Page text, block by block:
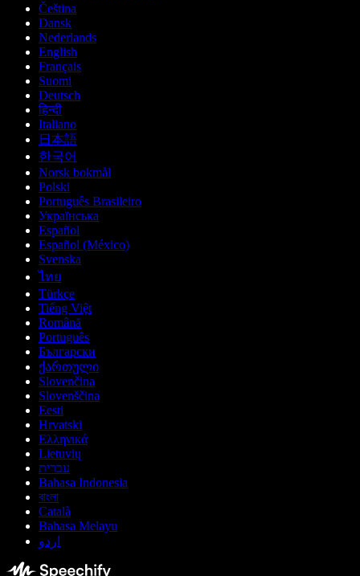
Čeština
Dansk
Nederlands
English
Français
Suomi
Deutsch
हिन्दी
Italiano
日本語
한국어
Norsk bokmål
Polski
Português Brasileiro
Українська
Español
Español (México)
Svenska
ไทย
Türkçe
Tiếng Việt
Română
Português
Български
ქართული
Slovenčina
Slovenščina
Eesti
Hrvatski
Ελληνικά
Lietuvių
עברית
Bahasa Indonesia
বাংলা
Català
Bahasa Melayu
اردو